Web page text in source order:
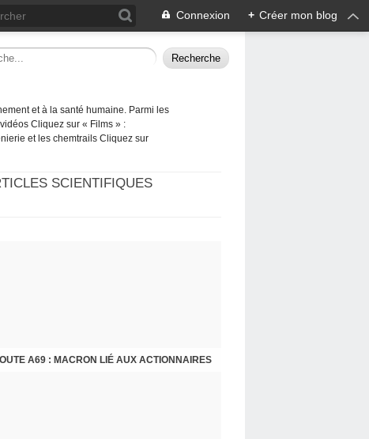
Connexion + Créer mon blog
et à la santé humaine. Parmi les
Cliquez sur « Films » :
et les chemtrails Cliquez sur
SCIENTIFIQUES
A69 : MACRON LIÉ AUX ACTIONNAIRES
CRISE MIGRATOIRE À CEUTA : UN JEUNE FRANÇAIS SUR PLACE RÉTABLIT LES FAITS ! - RAPHAËL AYMA